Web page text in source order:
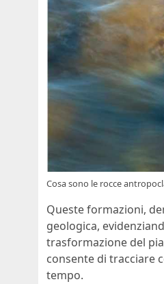
Cosa sono le rocce
Queste formazioni,
geologica,
trasformazione del
consente di tracciare
tempo.